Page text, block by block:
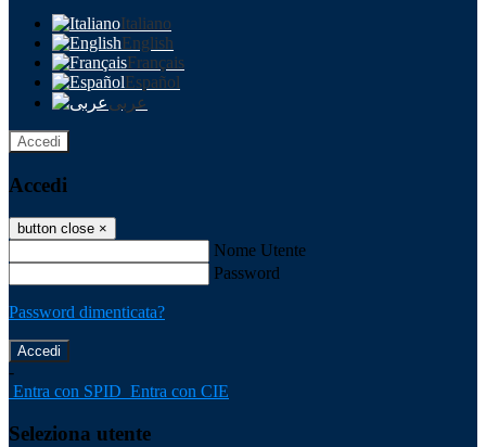
Italiano
English
Français
Español
عربى
Accedi
Accedi
button close ×
Nome Utente
Password
Password dimenticata?
-
Entra con SPID Entra con CIE
Seleziona utente